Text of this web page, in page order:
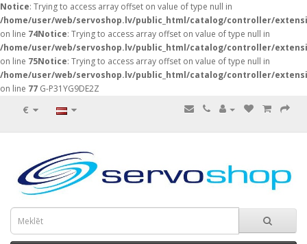
Notice: Trying to access array offset on value of type null in
/home/user/web/servoshop.lv/public_html/catalog/controller/
on line 74Notice: Trying to access array offset on value of type null in
/home/user/web/servoshop.lv/public_html/catalog/controller/
on line 75Notice: Trying to access array offset on value of type null in
/home/user/web/servoshop.lv/public_html/catalog/controller/
on line 77 G-P31YG9DE2Z
€